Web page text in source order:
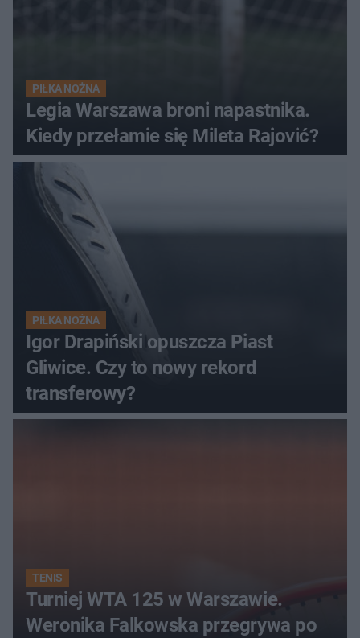
PIŁKA NOŻNA
Legia Warszawa broni napastnika.
Kiedy przełamie się Mileta Rajović?
PIŁKA NOŻNA
Igor Drapiński opuszcza Piast
Gliwice. Czy to nowy rekord
transferowy?
TENIS
Turniej WTA 125 w Warszawie.
Weronika Falkowska przegrywa po